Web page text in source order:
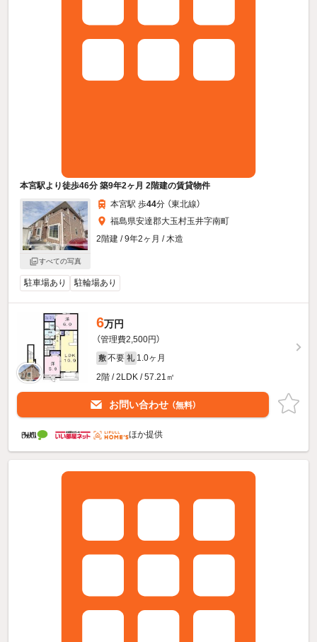
本宮駅より徒歩46分 築9年2ヶ月 2階建の賃貸物件
すべての写真
本宮駅 歩44分 （東北線）
福島県安達郡大玉村玉井字南町
2階建 / 9年2ヶ月 / 木造
駐車場あり 駐輪場あり
6万円
（管理費2,500円）
敷 不要 礼 1.0ヶ月
2階 / 2LDK / 57.21㎡
お問い合わせ （無料）
ほか提供